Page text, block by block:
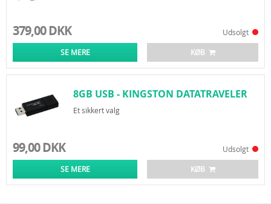
379,00 DKK Udsolgt
SE MERE KØB
8GB USB - KINGSTON DATATRAVELER
100 G3
Et sikkert valg
99,00 DKK Udsolgt
SE MERE KØB